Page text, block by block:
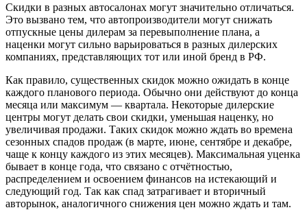
Скидки в разных автосалонах могут значительно отличаться.
Это вызвано тем, что автопроизводители могут снижать
отпускные цены дилерам за перевыполнение плана, а
наценки могут сильно варьироваться в разных дилерских
компаниях, представляющих тот или иной бренд в РФ.
Как правило, существенных скидок можно ожидать в конце
каждого планового периода. Обычно они действуют до конца
месяца или максимум — квартала. Некоторые дилерские
центры могут делать свои скидки, уменьшая наценку, но
увеличивая продажи. Таких скидок можно ждать во времена
сезонных спадов продаж (в марте, июне, сентябре и декабре,
чаще к концу каждого из этих месяцев). Максимальная уценка
бывает в конце года, что связано с отчётностью,
распределением и освоением финансов на истекающий и
следующий год. Так как спад затрагивает и вторичный
авторынок, аналогичного снижения цен можно ждать и там.